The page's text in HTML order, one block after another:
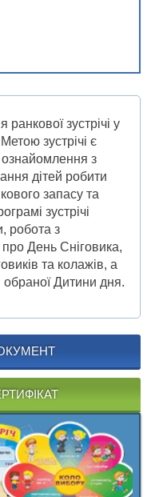
зустрічі у
зустрічі є
з
дітей робити
запасу та
зустрічі
робота з
День Сніговика,
та колажів, а
Дитини дня.